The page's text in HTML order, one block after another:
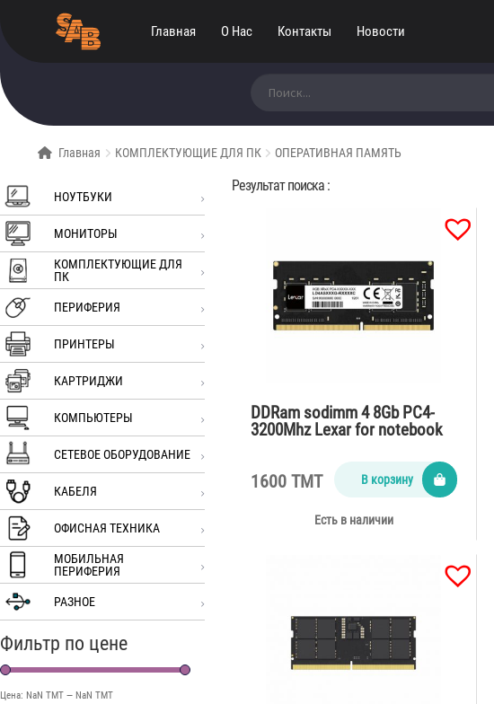
Главная О Нас Контакты Новости
Главная КОМПЛЕКТУЮЩИЕ ДЛЯ ПК ОПЕРАТИВНАЯ ПАМЯТЬ
НОУТБУКИ
МОНИТОРЫ
КОМПЛЕКТУЮЩИЕ ДЛЯ
ПК
ПЕРИФЕРИЯ
ПРИНТЕРЫ
КАРТРИДЖИ
КОМПЬЮТЕРЫ
СЕТЕВОЕ ОБОРУДОВАНИЕ
КАБЕЛЯ
ОФИСНАЯ ТЕХНИКА
МОБИЛЬНАЯ
ПЕРИФЕРИЯ
РАЗНОЕ
Фильтр по цене
Цена: NaN TMT — NaN TMT
Результат поиска :
DDRam sodimm 4 8Gb PC4-
3200Mhz Lexar for notebook
1600 TMT В корзину
Есть в наличии